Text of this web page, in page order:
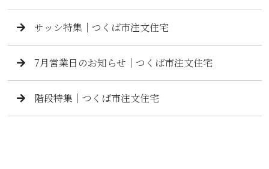
サッシ特集｜つくば市注文住宅
7月営業日のお知らせ｜つくば市注文住宅
階段特集｜つくば市注文住宅